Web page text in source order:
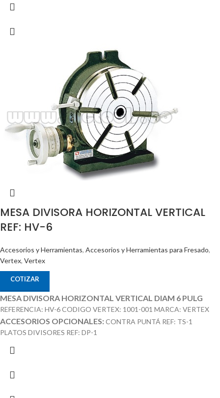
MESA DIVISORA HORIZONTAL VERTICAL
REF: HV-6
Accesorios y Herramientas, Accesorios y Herramientas para Fresado,
Vertex, Vertex
COTIZAR
MESA DIVISORA HORIZONTAL VERTICAL DIAM 6 PULG
REFERENCIA: HV-6 CODIGO VERTEX: 1001-001 MARCA: VERTEX
ACCESORIOS OPCIONALES:CONTRA PUNTÁ REF: TS-1
PLATOS DIVISORES REF: DP-1